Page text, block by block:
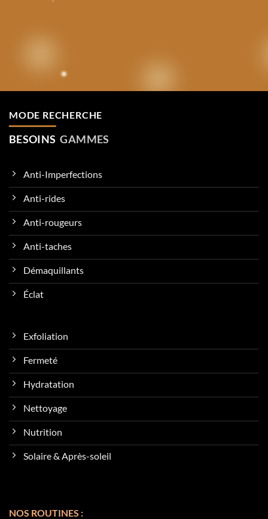
MODE RECHERCHE
BESOINS GAMMES
Anti-Imperfections
Anti-rides
Anti-rougeurs
Anti-taches
Démaquillants
Éclat
Exfoliation
Fermeté
Hydratation
Nettoyage
Nutrition
Solaire & Après-soleil
NOS ROUTINES :